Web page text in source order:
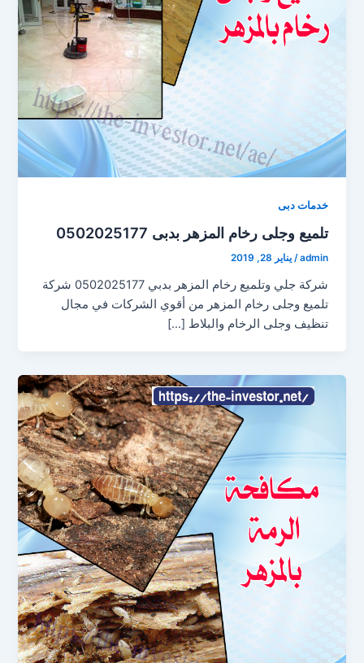
خدمات دبى
تلميع وجلى رخام المزهر بدبى 0502025177
admin
/يناير 28, 2019
شركة جلي وتلميع رخام المزهر بدبي 0502025177 شركة
تلميع وجلى رخام المزهر من أقوي الشركات في مجال
تنظيف وجلى الرخام والبلاط […]